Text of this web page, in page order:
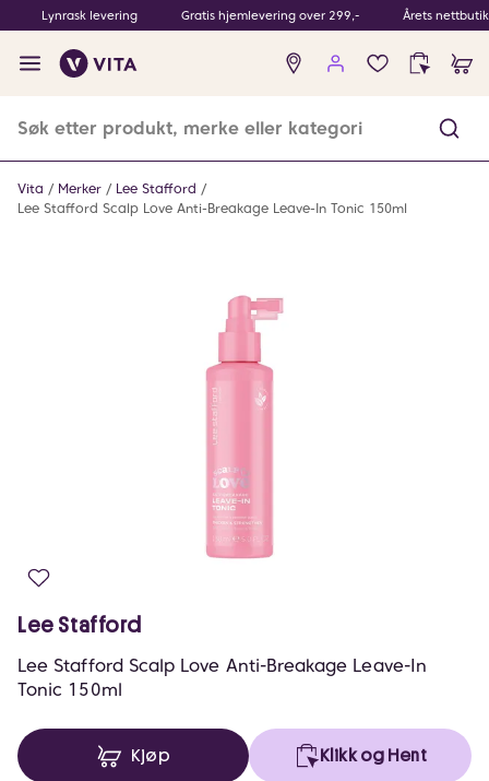
Lynrask levering Gratis hjemlevering over 299,- Årets
Ingen
produkter
Vita Merker
Lee Stafford
Lee Stafford Scalp Love Anti-Breakage Leave-In Tonic 150ml
Lee Stafford
Lee Stafford Scalp Love Anti-Breakage Leave-In
Tonic 150ml
Kjøp Klikk og Hent